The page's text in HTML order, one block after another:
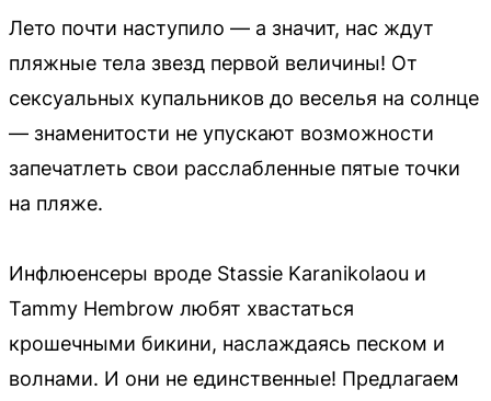
Лето почти наступило — а значит, нас ждут
пляжные тела звезд первой величины! От
сексуальных купальников до веселья на солнце
— знаменитости не упускают возможности
запечатлеть свои расслабленные пятые точки
на пляже.
Инфлюенсеры вроде Stassie Karanikolaou и
Tammy Hembrow любят хвастаться
крошечными бикини, наслаждаясь песком и
волнами. И они не единственные! Предлагаем